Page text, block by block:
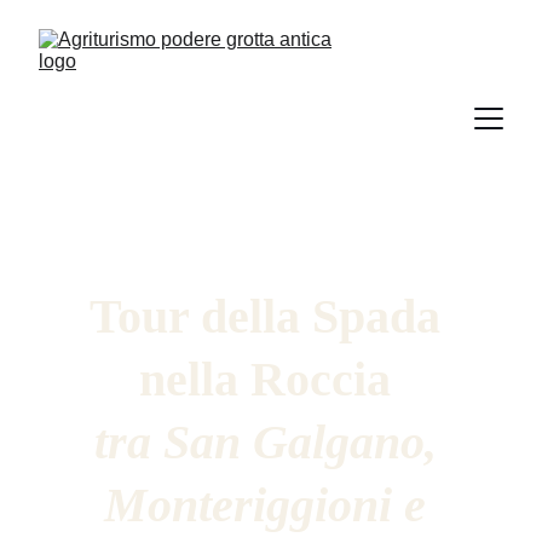
Tour della Spada
nella Roccia
tra San Galgano,
Monteriggioni e